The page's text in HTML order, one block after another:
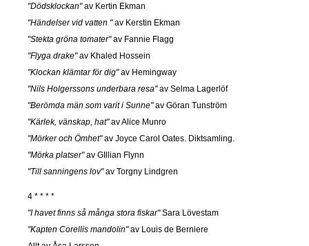
"Dödsklockan"av Kertin Ekman
"Händelser vid vatten "av Kerstin Ekman
"Stekta gröna tomater"av Fannie Flagg
"Flyga drake"av Khaled Hossein
"Klockan klämtar för dig"av Hemingway
"Nils Holgerssons underbara resa"av Selma Lagerlöf
"Berömda män som varit i Sunne"av Göran Tunström
"Kärlek, vänskap, hat"av Alice Munro
"Mörker och Ömhet"av Joyce Carol Oates. Diktsamling.
"Mörka platser"av GIllian Flynn
"Till sanningens lov"av Torgny Lindgren
4 * * * *
"I havet finns så många stora fiskar"Sara Lövestam
"Kapten Corellis mandolin"av Louis de Berniere